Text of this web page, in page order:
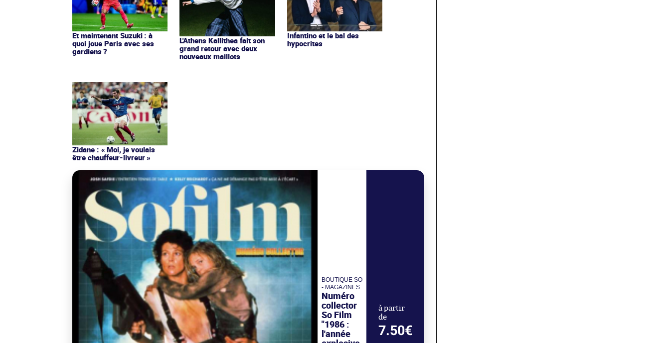
Et maintenant Suzuki : à
quoi joue Paris avec ses
gardiens ?
L'Athens Kallithea fait son
grand retour avec deux
nouveaux maillots
Infantino et le bal des
hypocrites
Zidane : « Moi, je voulais
être chauffeur-livreur »
BOUTIQUE SO
- MAGAZINES
Numéro
collector
So Film
"1986 :
l'année
à partir
de
7.50€